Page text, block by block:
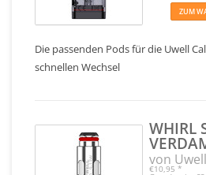
ZUM
Die passenden Pods für die Uwell
schnellen Wechsel
WHIRL
von Uwell
€10,95 *